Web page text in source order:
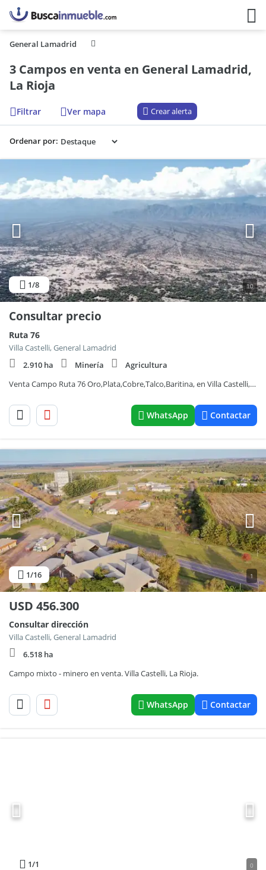
General Lamadrid
3 Campos en venta en General Lamadrid,
La Rioja
Filtrar Ver mapa Crear alerta
Ordenar por:
1/8 10
Consultar precio
Ruta 76
Villa Castelli, General Lamadrid
2.910 ha
Minería
Agricultura
Venta Campo Ruta 76 Oro,Plata,Cobre,Talco,Baritina, en Villa Castelli, General Lamadrid La rioja
WhatsApp Contactar
1/16 1
USD 456.300
Consultar dirección
Villa Castelli, General Lamadrid
6.518 ha
Campo mixto - minero en venta. Villa Castelli, La Rioja.
WhatsApp Contactar
1/1 0